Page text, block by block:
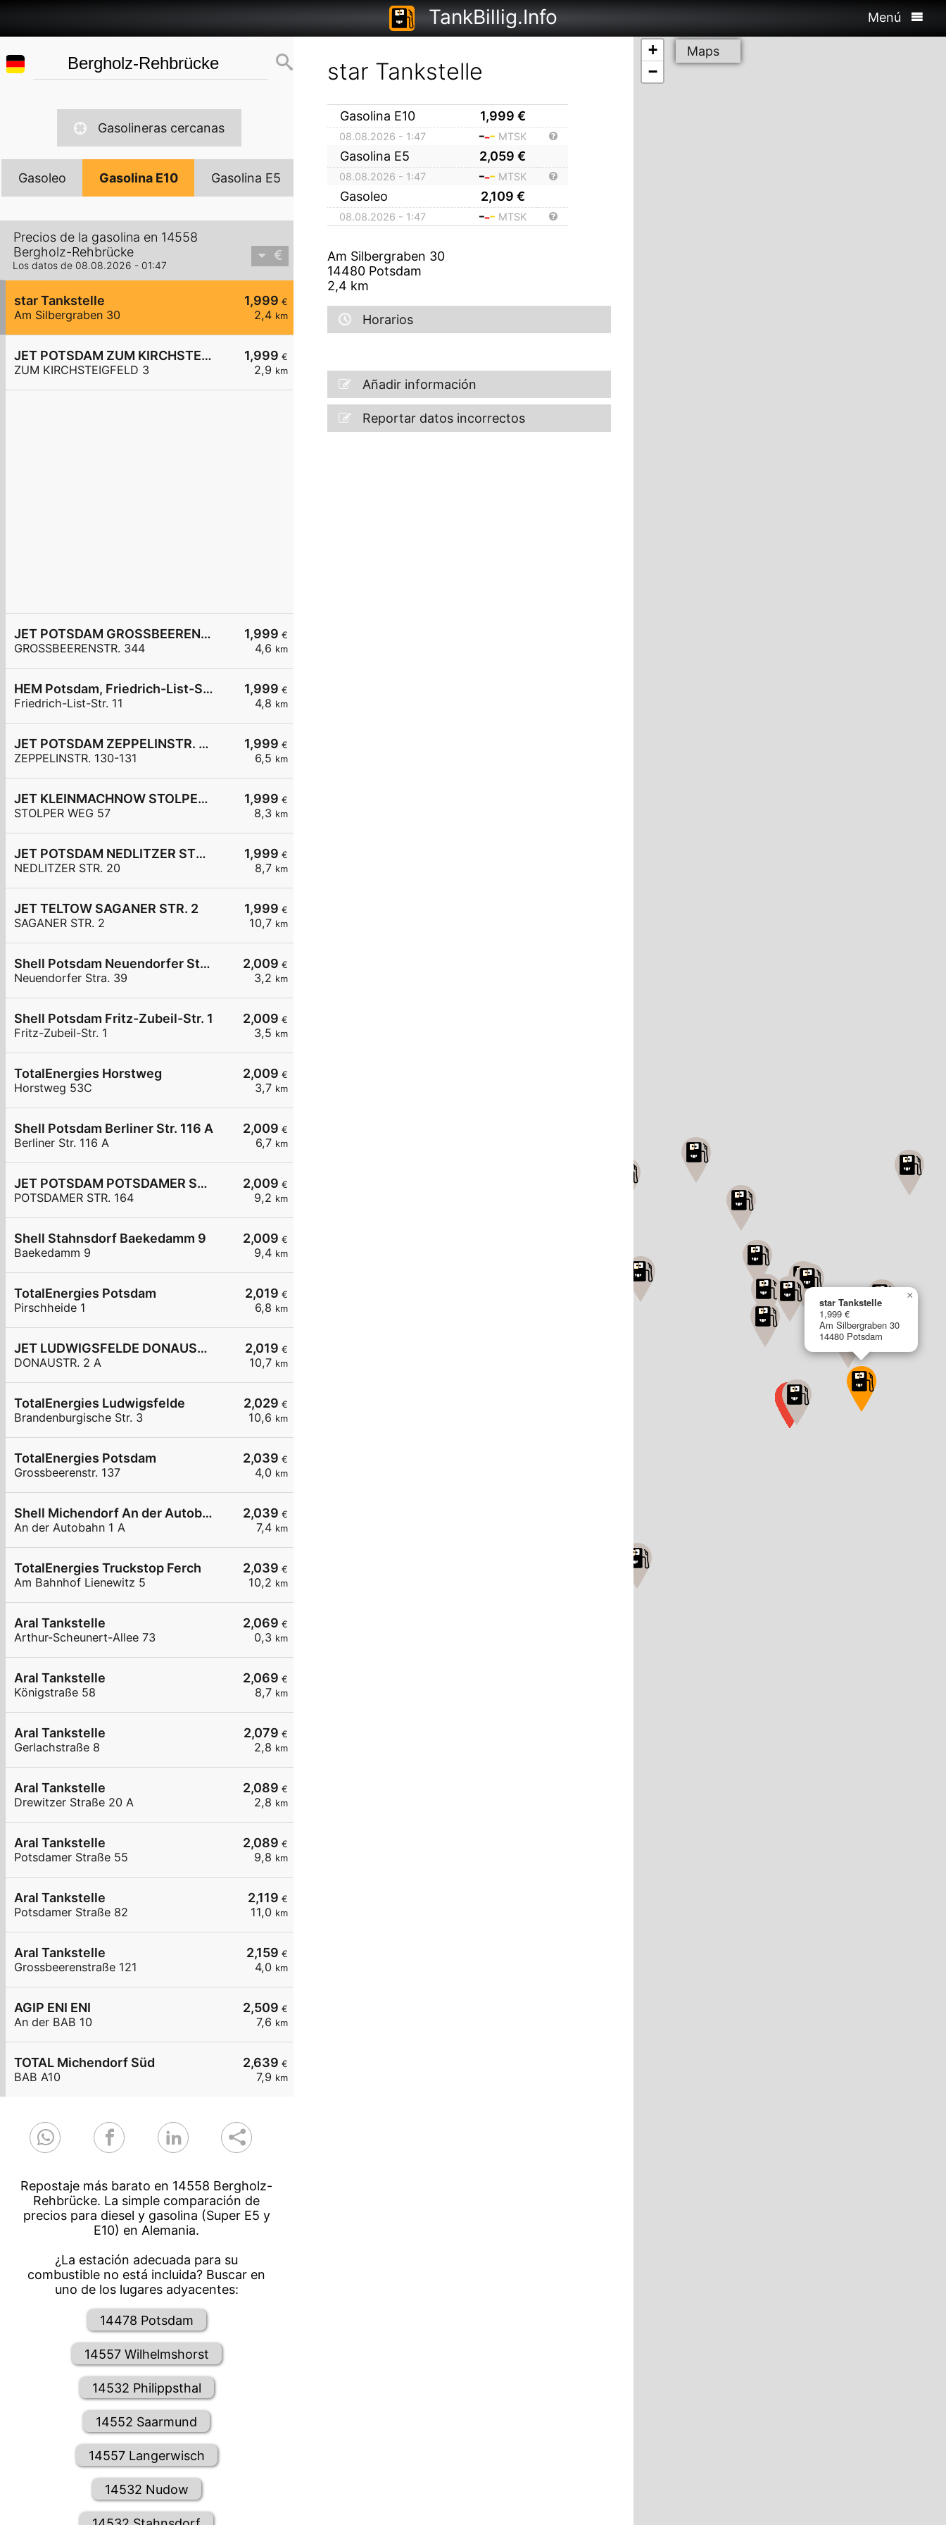
TankBillig.Info Menú
Gasolineras cercanas
Gasoleo Gasolina E10 Gasolina E5
Precios de la gasolina en 14558
Bergholz-Rehbrücke
Los datos de 08.08.2026 - 01:47
1,999 €
2,4 km
star Tankstelle
Am Silbergraben 30
1,999 €
2,9 km
JET POTSDAM ZUM KIRCHSTEIGFELD 3
ZUM KIRCHSTEIGFELD 3
1,999 €
4,6 km
JET POTSDAM GROSSBEERENSTR. 344
GROSSBEERENSTR. 344
1,999 €
4,8 km
HEM Potsdam, Friedrich-List-Str. 11
Friedrich-List-Str. 11
1,999 €
6,5 km
JET POTSDAM ZEPPELINSTR. 130-131
ZEPPELINSTR. 130-131
1,999 €
8,3 km
JET KLEINMACHNOW STOLPER WEG 57
STOLPER WEG 57
1,999 €
8,7 km
JET POTSDAM NEDLITZER STR. 20
NEDLITZER STR. 20
1,999 €
10,7 km
JET TELTOW SAGANER STR. 2
SAGANER STR. 2
2,009 €
3,2 km
Shell Potsdam Neuendorfer Stra. 39
Neuendorfer Stra. 39
2,009 €
3,5 km
Shell Potsdam Fritz-Zubeil-Str. 1
Fritz-Zubeil-Str. 1
2,009 €
3,7 km
TotalEnergies Horstweg
Horstweg 53C
2,009 €
6,7 km
Shell Potsdam Berliner Str. 116 A
Berliner Str. 116 A
2,009 €
9,2 km
JET POTSDAM POTSDAMER STR. 164
POTSDAMER STR. 164
2,009 €
9,4 km
Shell Stahnsdorf Baekedamm 9
Baekedamm 9
2,019 €
6,8 km
TotalEnergies Potsdam
Pirschheide 1
2,019 €
10,7 km
JET LUDWIGSFELDE DONAUSTR. 2 A
DONAUSTR. 2 A
2,029 €
10,6 km
TotalEnergies Ludwigsfelde
Brandenburgische Str. 3
2,039 €
4,0 km
TotalEnergies Potsdam
Grossbeerenstr. 137
2,039 €
7,4 km
Shell Michendorf An der Autobahn 1 A
An der Autobahn 1 A
2,039 €
10,2 km
TotalEnergies Truckstop Ferch
Am Bahnhof Lienewitz 5
2,069 €
0,3 km
Aral Tankstelle
Arthur-Scheunert-Allee 73
2,069 €
8,7 km
Aral Tankstelle
Königstraße 58
2,079 €
2,8 km
Aral Tankstelle
Gerlachstraße 8
2,089 €
2,8 km
Aral Tankstelle
Drewitzer Straße 20 A
2,089 €
9,8 km
Aral Tankstelle
Potsdamer Straße 55
2,119 €
11,0 km
Aral Tankstelle
Potsdamer Straße 82
2,159 €
4,0 km
Aral Tankstelle
Grossbeerenstraße 121
2,509 €
7,6 km
AGIP ENI ENI
An der BAB 10
2,639 €
7,9 km
TOTAL Michendorf Süd
BAB A10
Repostaje más barato en 14558 Bergholz-
Rehbrücke. La simple comparación de
precios para diesel y gasolina (Super E5 y
E10) en Alemania.
¿La estación adecuada para su
combustible no está incluida? Buscar en
uno de los lugares adyacentes:
14478 Potsdam
14557 Wilhelmshorst
14532 Philippsthal
14552 Saarmund
14557 Langerwisch
14532 Nudow
star Tankstelle
Gasolina E10 1,999 €
08.08.2026 - 1:47 MTSK
Gasolina E5 2,059 €
08.08.2026 - 1:47 MTSK
Gasoleo 2,109 €
08.08.2026 - 1:47 MTSK
Am Silbergraben 30
14480 Potsdam
2,4 km
Horarios
Añadir información
Reportar datos incorrectos
star Tankstelle
1,999 €
Am Silbergraben 30
14480 Potsdam
×
+
−
Maps